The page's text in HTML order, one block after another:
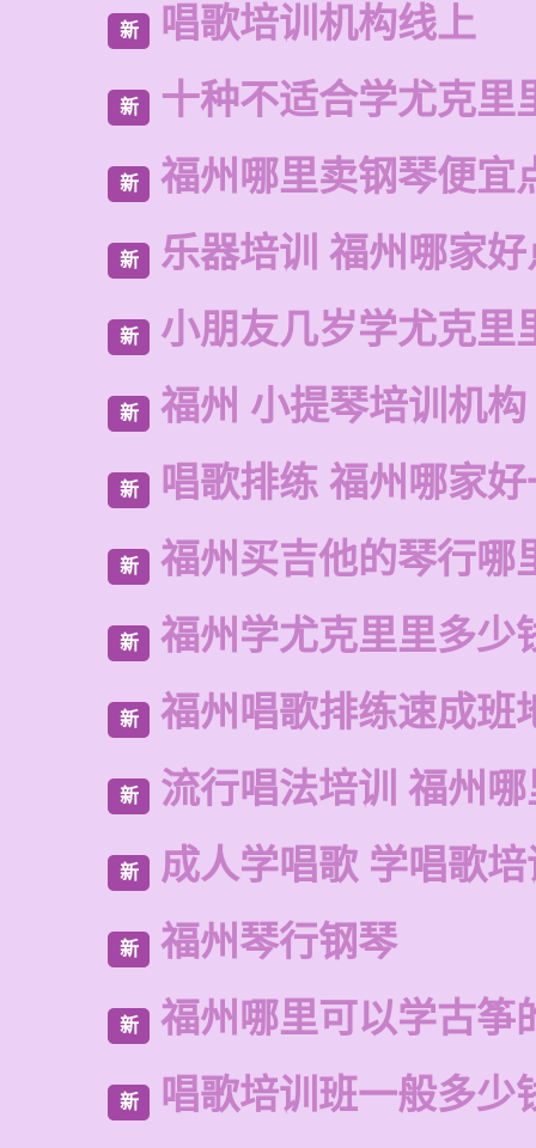
新 唱歌培训机构线上
新 十种不适合学尤克里
新 福州哪里卖钢琴便宜
新 乐器培训 福州哪家好
新 小朋友几岁学尤克里
新 福州 小提琴培训机构
新 唱歌排练 福州哪家
新 福州买吉他的琴行哪
新 福州学尤克里里多少
新 福州唱歌排练速成班
新 流行唱法培训 福州
新 成人学唱歌 学唱歌培
新 福州琴行钢琴
新 福州哪里可以学古筝
新 唱歌培训班一般多少